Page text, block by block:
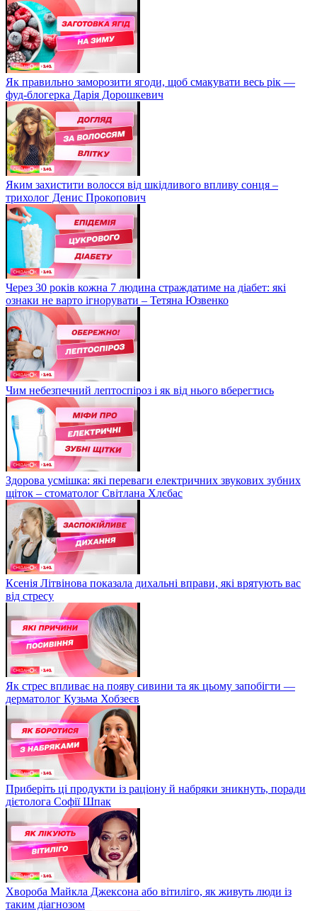
Як правильно заморозити ягоди, щоб смакувати весь рік —
фуд-блогерка Дарія Дорошкевич
Яким захистити волосся від шкідливого впливу сонця –
трихолог Денис Прокопович
Через 30 років кожна 7 людина страждатиме на діабет: які
ознаки не варто ігнорувати – Тетяна Юзвенко
Чим небезпечний лептоспіроз і як від нього вберегтись
Здорова усмішка: які переваги електричних звукових зубних
щіток – стоматолог Світлана Хлєбас
Ксенія Літвінова показала дихальні вправи, які врятують вас
від стресу
Як стрес впливає на появу сивини та як цьому запобігти —
дерматолог Кузьма Хобзеєв
Приберіть ці продукти із раціону й набряки зникнуть, поради
дієтолога Софії Шпак
Хвороба Майкла Джексона або вітиліго, як живуть люди із
таким діагнозом